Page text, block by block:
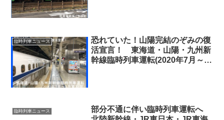
臨時列車ニュース
恐れていた！山陽完結のぞみの復
活宣言！ 東海道・山陽・九州新
幹線臨時列車運転(2020年7月～
臨時列車ニュース
部分不通に伴い臨時列車運転へ